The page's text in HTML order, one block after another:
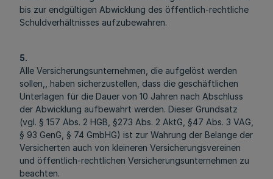
bis zur endgültigen Abwicklung des öffentlich-rechtliche
Schuldverhältnisses aufzubewahren.
5.
Alle Versicherungsunternehmen, die aufgelöst werden
sollen,, haben sicherzustellen, dass die geschäftlichen
Unterlagen für die Dauer von 10 Jahren nach Abschluss
der Abwicklung aufbewahrt werden. Dieser Grundsatz
(vgl. § 157 Abs. 2 HGB, §273 Abs. 2 AktG, §47 Abs. 3 VAG,
§ 93 GenG, § 74 GmbHG) ist zur Wahrung der Belange der
Versicherten auch von kleineren Versicherungsvereinen
und öffentlich-rechtlichen Versicherungsunternehmen zu
beachten.